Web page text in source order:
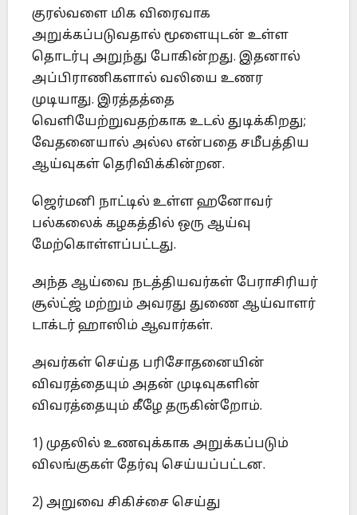
குரல்வளை மிக விரைவாக
அறுக்கப்படுவதால் மூளையுடன் உள்ள
தொடர்பு அறுந்து போகின்றது. இதனால்
அப்பிராணிகளால் வலியை உணர
முடியாது. இரத்தத்தை
வெளியேற்றுவதற்காக உடல் துடிக்கிறது;
வேதனையால் அல்ல என்பதை சமீபத்திய
ஆய்வுகள் தெரிவிக்கின்றன.
ஜெர்மனி நாட்டில் உள்ள ஹனோவர்
பல்கலைக் கழகத்தில் ஒரு ஆய்வு
மேற்கொள்ளப்பட்டது.
அந்த ஆய்வை நடத்தியவர்கள் பேராசிரியர்
சூல்ட்ஜ் மற்றும் அவரது துணை ஆய்வாளர்
டாக்டர் ஹாஸிம் ஆவார்கள்.
அவர்கள் செய்த பரிசோதனையின்
விவரத்தையும் அதன் முடிவுகளின்
விவரத்தையும் கீழே தருகின்றோம்.
1) முதலில் உணவுக்காக அறுக்கப்படும்
விலங்குகள் தேர்வு செய்யப்பட்டன.
2) அறுவை சிகிச்சை செய்து